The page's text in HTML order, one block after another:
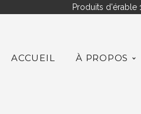
Produits d'érable
ACCUEIL À PROPOS